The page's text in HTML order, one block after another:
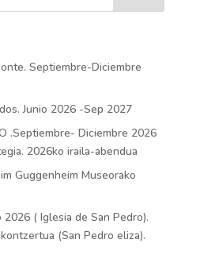
Septiembre-Diciembre
Junio 2026 -Sep 2027
.Septiembre- Diciembre 2026
2026ko iraila-abendua
Guggenheim Museorako
( Iglesia de San Pedro).
(San Pedro eliza).